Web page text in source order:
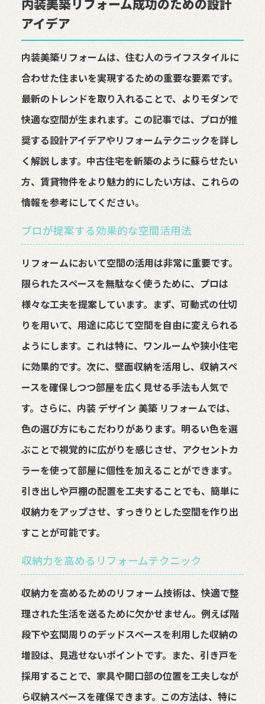
内装美築リフォーム成功のための設計
アイデア
内装美築リフォームは、住む人のライフスタイルに
合わせた住まいを実現するための重要な要素です。
最新のトレンドを取り入れることで、よりモダンで
快適な空間が生まれます。この記事では、プロが推
奨する設計アイデアやリフォームテクニックを詳し
く解説します。中古住宅を新築のように蘇らせたい
方、賃貸物件をより魅力的にしたい方は、これらの
情報を参考にしてください。
プロが提案する効果的な空間活用法
リフォームにおいて空間の活用は非常に重要です。
限られたスペースを無駄なく使うために、プロは
様々な工夫を提案しています。まず、可動式の仕切
りを用いて、用途に応じて空間を自由に変えられる
ようにします。これは特に、ワンルームや狭小住宅
に効果的です。次に、壁面収納を活用し、収納スペ
ースを確保しつつ部屋を広く見せる手法も人気で
す。さらに、内装 デザイン 美築 リフォームでは、
色の選び方にもこだわりがあります。明るい色を選
ぶことで視覚的に広がりを感じさせ、アクセントカ
ラーを使って部屋に個性を加えることができます。
引き出しや戸棚の配置を工夫することでも、簡単に
収納力をアップさせ、すっきりとした空間を作り出
すことが可能です。
収納力を高めるリフォームテクニック
収納力を高めるためのリフォーム技術は、快適で整
理された生活を送るために欠かせません。例えば階
段下や玄関周りのデッドスペースを利用した収納の
増設は、見逃せないポイントです。また、引き戸を
採用することで、家具や開口部の位置を工夫しなが
ら収納スペースを確保できます。この方法は、特に